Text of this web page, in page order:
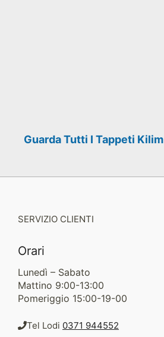
Guarda Tutti I Tappeti Kilim
SERVIZIO CLIENTI
Orari
Lunedì – Sabato
Mattino 9:00-13:00
Pomeriggio 15:00-19-00
Tel Lodi 0371 944552